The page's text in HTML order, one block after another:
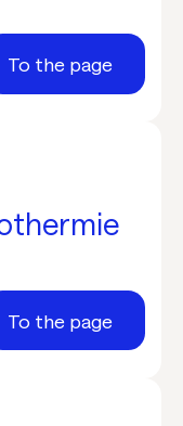
To the page
To the page